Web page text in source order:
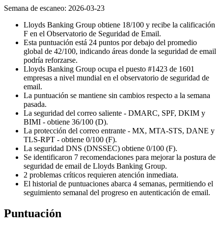
Semana de escaneo: 2026-03-23
Lloyds Banking Group obtiene 18/100 y recibe la calificación
F en el Observatorio de Seguridad de Email.
Esta puntuación está 24 puntos por debajo del promedio
global de 42/100, indicando áreas donde la seguridad de email
podría reforzarse.
Lloyds Banking Group ocupa el puesto #1423 de 1601
empresas a nivel mundial en el observatorio de seguridad de
email.
La puntuación se mantiene sin cambios respecto a la semana
pasada.
La seguridad del correo saliente - DMARC, SPF, DKIM y
BIMI - obtiene 36/100 (D).
La protección del correo entrante - MX, MTA-STS, DANE y
TLS-RPT - obtiene 0/100 (F).
La seguridad DNS (DNSSEC) obtiene 0/100 (F).
Se identificaron 7 recomendaciones para mejorar la postura de
seguridad de email de Lloyds Banking Group.
2 problemas críticos requieren atención inmediata.
El historial de puntuaciones abarca 4 semanas, permitiendo el
seguimiento semanal del progreso en autenticación de email.
Puntuación